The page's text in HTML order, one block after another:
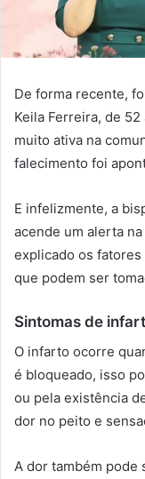
De forma recente,
Keila Ferreira, de
muito ativa na
falecimento foi
E infelizmente, a
acende um alerta
explicado os
que podem ser
Sintomas de
O infarto ocorre
é bloqueado, isso
ou pela existência
dor no peito e
A dor também pode